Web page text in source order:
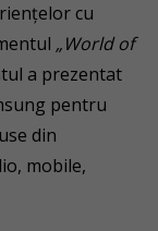
cu
„World of
a prezentat
pentru
din
mobile,